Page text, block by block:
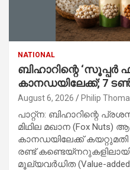
NATIONAL
ബിഹാറിന്റെ ‘സൂപ്പർ
കാനഡയിലേക്ക്; 7
ആദ്യ കയറ്റുമതി
August 6, 2026 Philip
പാറ്റ്ന: ബിഹാറിന്റെ
മിഥില മഖാന (Fox Nuts)
കാനഡയിലേക്ക്
രണ്ട്
മൂല്യവർധിത (Value-